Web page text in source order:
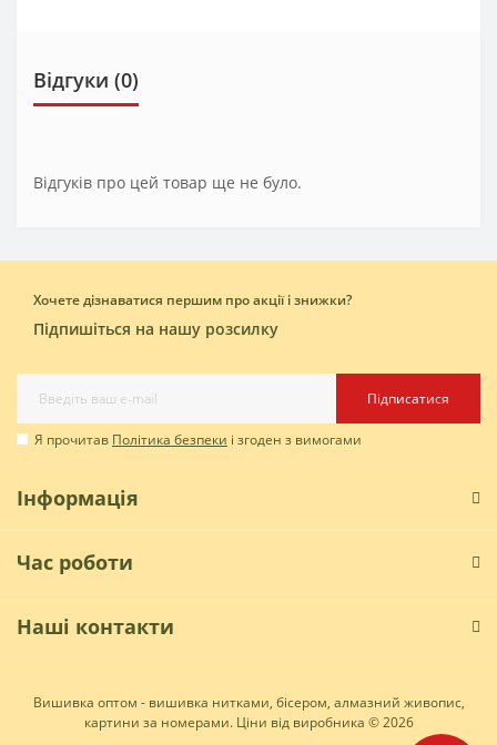
Відгуки (0)
Відгуків про цей товар ще не було.
Хочете дізнаватися першим про акції і знижки?
Підпишіться на нашу розсилку
Підписатися
Я прочитав Політика безпеки і згоден з вимогами
Інформація
Час роботи
Наші контакти
Вишивка оптом - вишивка нитками, бісером, алмазний живопис,
картини за номерами. Ціни від виробника © 2026